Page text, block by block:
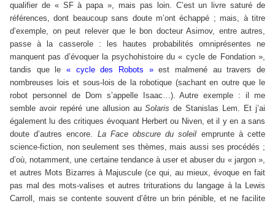
qualifier de « SF à papa », mais pas loin. C’est un livre saturé de
références, dont beaucoup sans doute m’ont échappé ; mais, à titre
d’exemple, on peut relever que le bon docteur Asimov, entre autres,
passe à la casserole : les hautes probabilités omniprésentes ne
manquent pas d’évoquer la psychohistoire du « cycle de Fondation »,
tandis que le « cycle des Robots »est malmené au travers de
nombreuses lois et sous-lois de la robotique (sachant en outre que le
robot personnel de Dom s’appelle Isaac…). Autre exemple : il me
semble avoir repéré une allusion auSolaris de Stanislas Lem. Et j’ai
également lu des critiques évoquant Herbert ou Niven, et il y en a sans
doute d’autres encore. La Face obscure du soleil emprunte à cette
science-fiction, non seulement ses thèmes, mais aussi ses procédés ;
d’où, notamment, une certaine tendance à user et abuser du « jargon »,
et autres Mots Bizarres à Majuscule (ce qui, au mieux, évoque en fait
pas mal des mots-valises et autres triturations du langage à la Lewis
Carroll, mais se contente souvent d’être un brin pénible, et ne facilite